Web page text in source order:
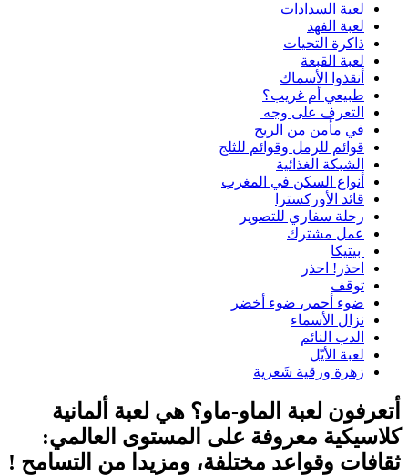
لعبة السدادات
لعبة الفهد
ذاكرة التحيات
لعبة القبعة
أنقذوا الأسماك
طبيعي أم غريب؟
التعرف على وجه
في مأمن من الريح
قوائم للرمل وقوائم للثلج
الشبكة الغذائية
أنواع السكن في المغرب
قائد الأوركسترا
رحلة سفاري للتصوير
عمل مشترك
بيتيكا
احذر! احذر
توقف
ضوء أحمر، ضوء أخضر
نزال الأسماء
الدب النائم
لعبة الأيّل
زهرة ورقية شَعرية
أتعرفون لعبة الماو-ماو؟ هي لعبة ألمانية
كلاسيكية معروفة على المستوى العالمي:
ثقافات وقواعد مختلفة، ومزيدا من التسامح !